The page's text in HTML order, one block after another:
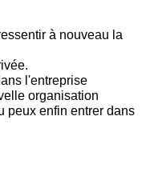
à nouveau la
l'entreprise
organisation
peux enfin entrer dans